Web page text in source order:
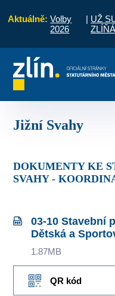
Aktuálně: Volby
2026
| UŽ
vyřídit
Jižní Svahy
DOKUMENTY KE STAŽENÍ ZE SLOŽKY JIŽNÍ
SVAHY -
03-10 Stavební
Dětská a
1.87MB
QR kód